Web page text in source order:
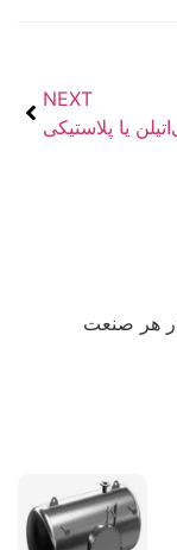
NEXT
یا پلاستیکی
هر صنعت